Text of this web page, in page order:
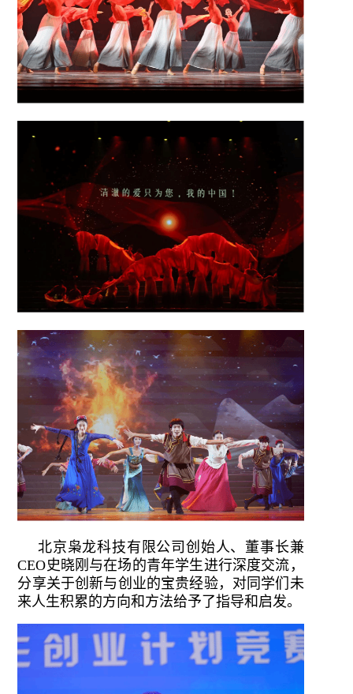
北京枭龙科技有限公司创始人、董事长兼
CEO史晓刚与在场的青年学生进行深度交流，
分享关于创新与创业的宝贵经验，对同学们未
来人生积累的方向和方法给予了指导和启发。